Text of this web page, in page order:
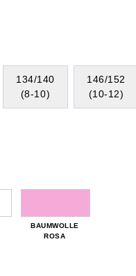
134/140
(8-10)
146/152
(10-12)
BAUMWOLLE
ROSA